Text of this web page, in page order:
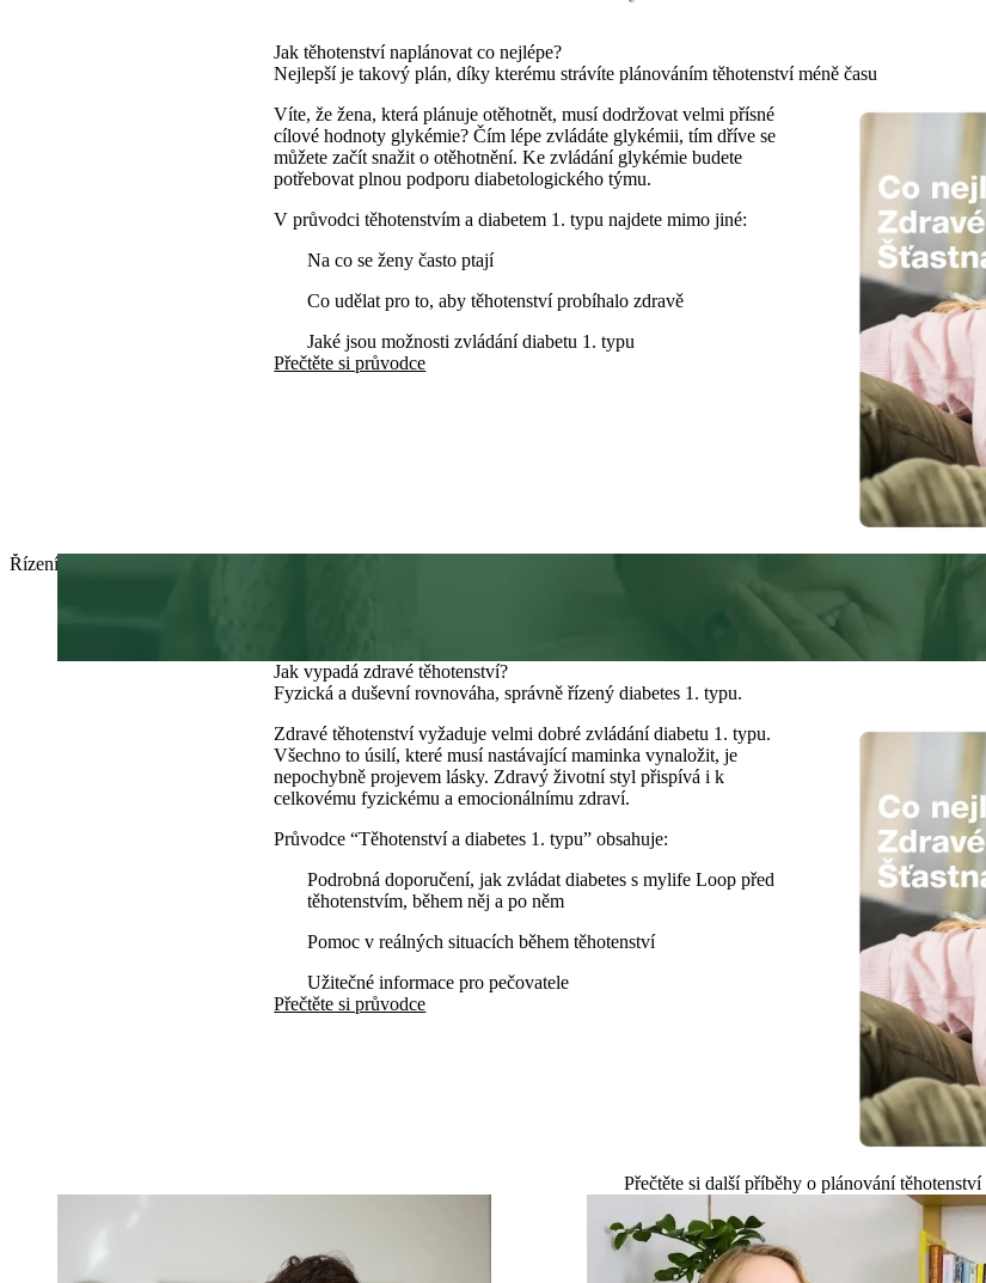
Jak těhotenství naplánovat co nejlépe?
Nejlepší je takový plán, díky kterému strávíte plánováním těhotenství méně času
Víte, že žena, která plánuje otěhotnět, musí dodržovat velmi přísné
cílové hodnoty glykémie? Čím lépe zvládáte glykémii, tím dříve se
můžete začít snažit o otěhotnění. Ke zvládání glykémie budete
potřebovat plnou podporu diabetologického týmu.
V průvodci těhotenstvím a diabetem 1. typu najdete mimo jiné:
Na co se ženy často ptají
Co udělat pro to, aby těhotenství probíhalo zdravě
Jaké jsou možnosti zvládání diabetu 1. typu
Přečtěte si průvodce
Řízení diabetu 1. typu: hlavní glykemické cíle
Čas v cílovém rozmezí v těhotenství 3,5–7,8 mmol/L
Jak vypadá zdravé těhotenství?
Fyzická a duševní rovnováha, správně řízený diabetes 1. typu.
Zdravé těhotenství vyžaduje velmi dobré zvládání diabetu 1. typu.
Všechno to úsilí, které musí nastávající maminka vynaložit, je
nepochybně projevem lásky. Zdravý životní styl přispívá i k
celkovému fyzickému a emocionálnímu zdraví.
Průvodce “Těhotenství a diabetes 1. typu” obsahuje:
Podrobná doporučení, jak zvládat diabetes s mylife Loop před
těhotenstvím, během něj a po něm
Pomoc v reálných situacích během těhotenství
Užitečné informace pro pečovatele
Přečtěte si průvodce
Přečtěte si další příběhy o plánování těhotenství